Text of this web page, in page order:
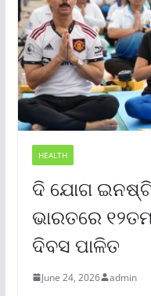
HEALTH
ଦି ଯୋଗ
ଭାରତରେ
ଦିବସ ପାଳିତ
June 24, 2026 admin